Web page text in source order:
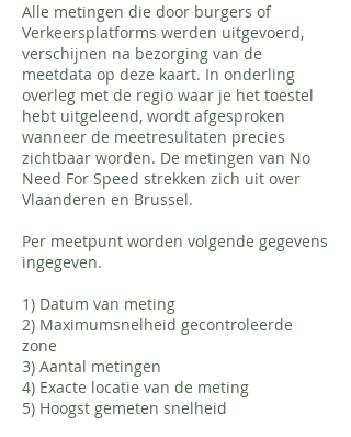
Alle metingen die door burgers of
Verkeersplatforms werden uitgevoerd,
verschijnen na bezorging van de
meetdata op deze kaart. In onderling
overleg met de regio waar je het toestel
hebt uitgeleend, wordt afgesproken
wanneer de meetresultaten precies
zichtbaar worden. De metingen van No
Need For Speed strekken zich uit over
Vlaanderen en Brussel.
Per meetpunt worden volgende gegevens
ingegeven.
1) Datum van meting
2) Maximumsnelheid gecontroleerde
zone
3) Aantal metingen
4) Exacte locatie van de meting
5) Hoogst gemeten snelheid